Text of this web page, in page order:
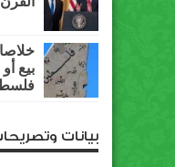
بيع
بيانات